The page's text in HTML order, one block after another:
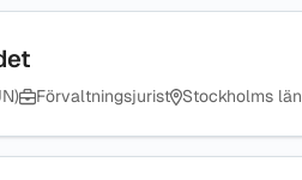
Förvaltningsjurist Stockholms län